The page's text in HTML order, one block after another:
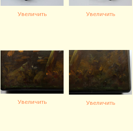
Увеличить
Увеличить
Увеличить Увеличить